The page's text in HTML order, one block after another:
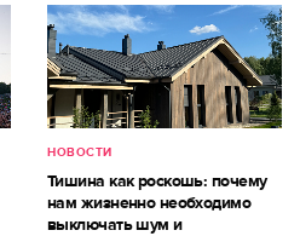
НОВОСТИ
Тишина как роскошь: почему
нам жизненно необходимо
выключать шум и